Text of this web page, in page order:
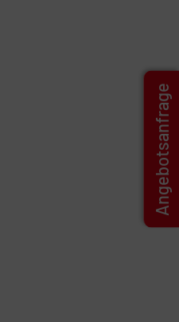
Angebotsanfrage